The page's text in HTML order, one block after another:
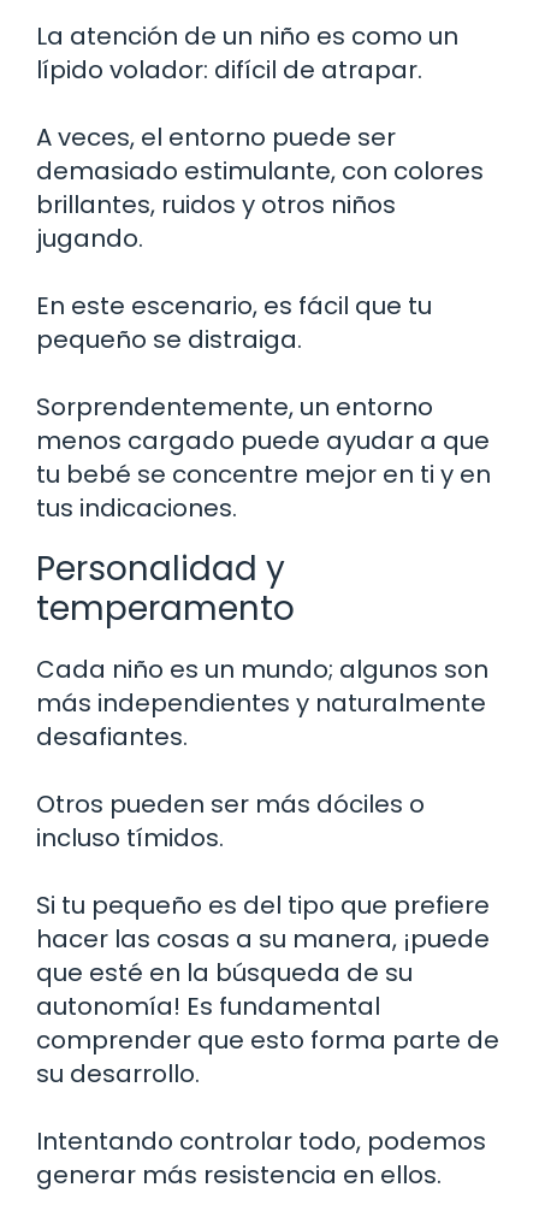
La atención de un niño es como un
lípido volador: difícil de atrapar.
A veces, el entorno puede ser
demasiado estimulante, con colores
brillantes, ruidos y otros niños
jugando.
En este escenario, es fácil que tu
pequeño se distraiga.
Sorprendentemente, un entorno
menos cargado puede ayudar a que
tu bebé se concentre mejor en ti y en
tus indicaciones.
Personalidad y
temperamento
Cada niño es un mundo; algunos son
más independientes y naturalmente
desafiantes.
Otros pueden ser más dóciles o
incluso tímidos.
Si tu pequeño es del tipo que prefiere
hacer las cosas a su manera, ¡puede
que esté en la búsqueda de su
autonomía! Es fundamental
comprender que esto forma parte de
su desarrollo.
Intentando controlar todo, podemos
generar más resistencia en ellos.